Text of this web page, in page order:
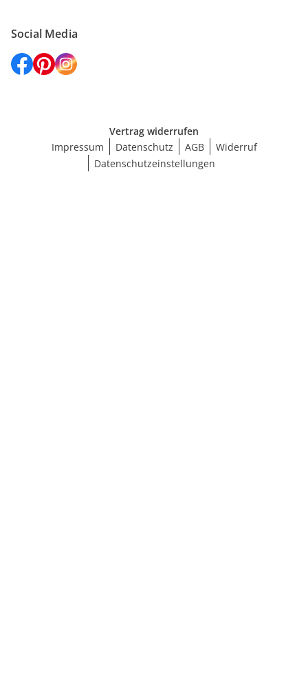
Social Media
Vertrag widerrufen
Impressum
Datenschutz AGB
Widerruf
Datenschutzeinstellungen